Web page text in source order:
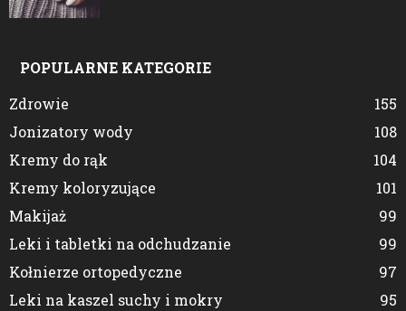
POPULARNE KATEGORIE
Zdrowie
155
Jonizatory wody
108
Kremy do rąk
104
Kremy koloryzujące
101
Makijaż
99
Leki i tabletki na odchudzanie
99
Kołnierze ortopedyczne
97
Leki na kaszel suchy i mokry
95